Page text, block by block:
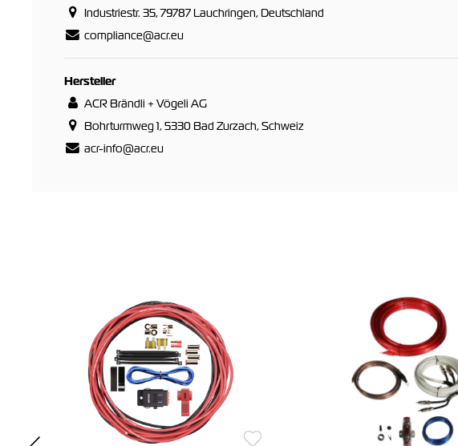
Industriestr. 35, 79787 Lauchringen, Deutschland
compliance@acr.eu
Hersteller
ACR Brändli + Vögeli AG
Bohrturmweg 1, 5330 Bad Zurzach, Schweiz
acr-info@acr.eu